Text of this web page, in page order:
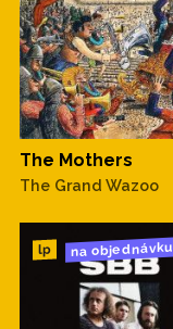
The Mothers
The Grand Wazoo
lp na objednávku